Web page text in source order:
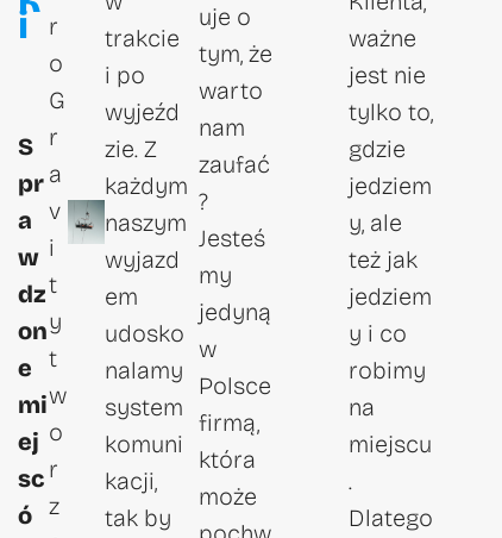
i
S
pr
a
w
dz
on
e
mi
ej
sc
ó
r
o
G
r
a
v
i
t
y
t
w
o
r
z
trakcie
i po
wyjeźd
zie. Z
każdym
naszym
wyjazd
em
udosko
nalamy
system
komuni
kacji,
tak by
uje o
tym, że
warto
nam
zaufać
?
Jesteś
my
jedyną
w
Polsce
firmą,
która
może
ważne
jest nie
tylko to,
gdzie
jedziem
y, ale
też jak
jedziem
y i co
robimy
na
miejscu
.
Dlatego